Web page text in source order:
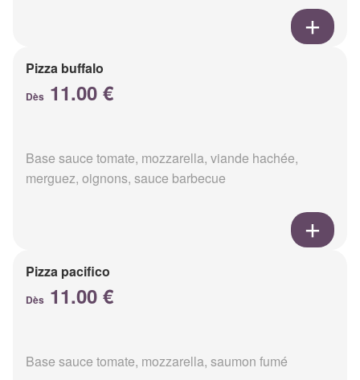
Pizza buffalo
Dès 11.00 €
Base sauce tomate, mozzarella, viande hachée,
merguez, oignons, sauce barbecue
Pizza pacifico
Dès 11.00 €
Base sauce tomate, mozzarella, saumon fumé